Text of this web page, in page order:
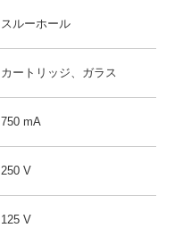
スルーホール
カートリッジ、ガラス
750 mA
250 V
125 V